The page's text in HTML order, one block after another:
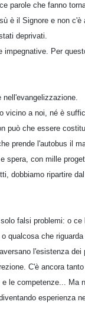
parole che fanno
è il Signore e non c'è
deprivati.
Per
vicino a noi, né è
può che essere
prende l'autobus il
spera, con mille
dobbiamo ripartire
falsi problemi: o
qualcosa che
l'esistenza dei
C'è ancora
le competenze... Ma
esperienza